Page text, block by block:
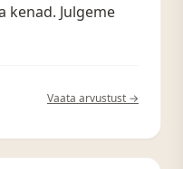
kenad. Julgeme
Vaata arvustust →